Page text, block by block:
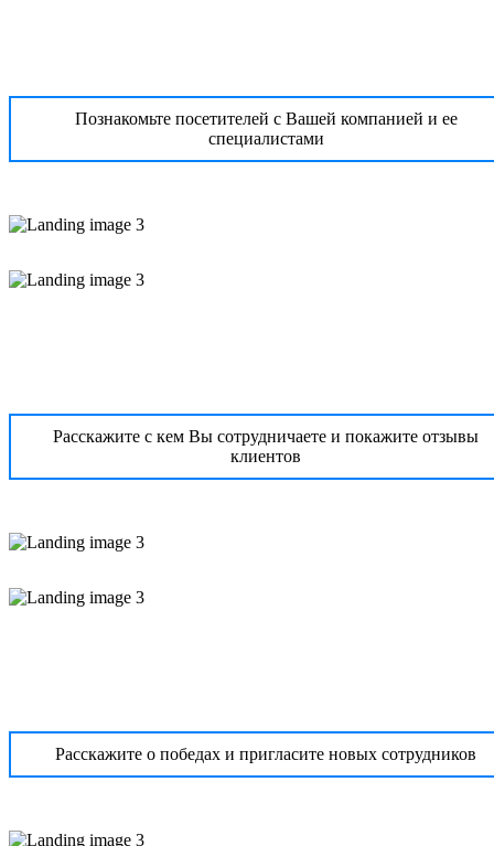
Познакомьте посетителей с Вашей компанией и ее
специалистами
Расскажите с кем Вы сотрудничаете и покажите отзывы
клиентов
Расскажите о победах и пригласите новых сотрудников